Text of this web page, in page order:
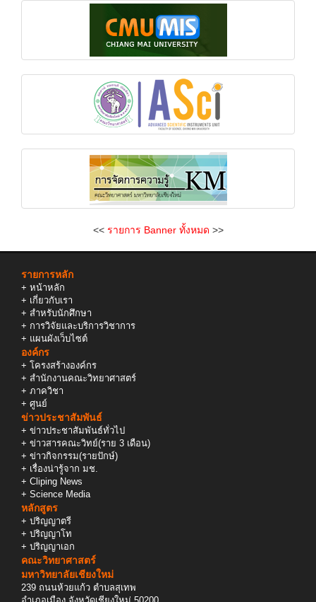
<< รายการ Banner ทั้งหมด >>
รายการหลัก
+ หน้าหลัก
+ เกี่ยวกับเรา
+ สำหรับนักศึกษา
+ การวิจัยและบริการวิชาการ
+ แผนผังเว็บไซต์
องค์กร
+ โครงสร้างองค์กร
+ สำนักงานคณะวิทยาศาสตร์
+ ภาควิชา
+ ศูนย์
ข่าวประชาสัมพันธ์
+ ข่าวประชาสัมพันธ์ทั่วไป
+ ข่าวสารคณะวิทย์(ราย 3 เดือน)
+ ข่าวกิจกรรม(รายปักษ์)
+ เรื่องน่ารู้จาก มช.
+ Cliping News
+ Science Media
หลักสูตร
+ ปริญญาตรี
+ ปริญญาโท
+ ปริญญาเอก
คณะวิทยาศาสตร์
มหาวิทยาลัยเชียงใหม่
239 ถนนห้วยแก้ว ตำบลสุเทพ